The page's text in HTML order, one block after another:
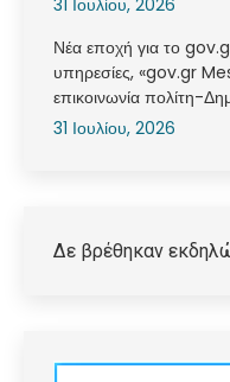
31 Ιουλίου, 2026
Νέα εποχή για το
υπηρεσίες, «gov.gr
επικοινωνία πολίτη-
31 Ιουλίου, 2026
Δε βρέθηκαν